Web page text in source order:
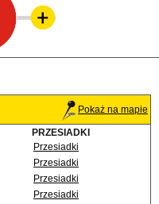
Pokaż na mapie
PRZESIADKI
Przesiadki
Przesiadki
Przesiadki
Przesiadki